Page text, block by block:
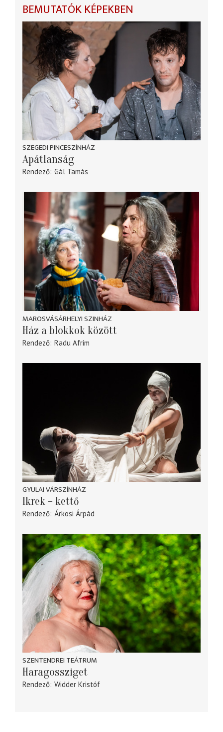
BEMUTATÓK KÉPEKBEN
SZEGEDI PINCESZÍNHÁZ
Apátlanság
Rendező Gál Tamás
MAROSVÁSÁRHELYI SZINHÁZ
Ház a blokkok között
Rendező Radu Afrim
GYULAI VÁRSZÍNHÁZ
Ikrek – kettő
Rendező Árkosi Árpád
SZENTENDREI TEÁTRUM
Haragossziget
Rendező Widder Kristóf